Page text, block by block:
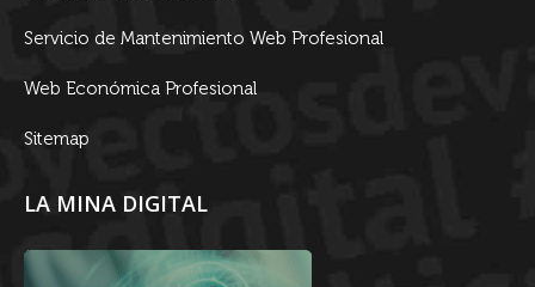
Servicio de Mantenimiento Web Profesional
Web Económica Profesional
Sitemap
LA MINA DIGITAL